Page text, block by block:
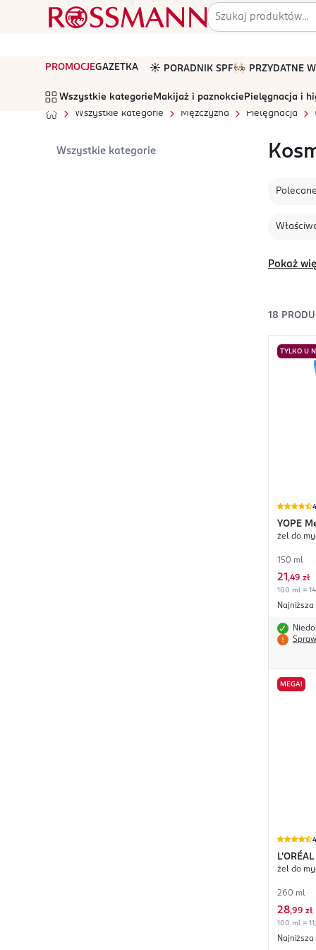
PROMOCJEGAZETKA ☀️ PORADNIK SPF🧑🏻‍🍳 PRZYDATNE
Wszystkie kategorie Makijaż i paznokcie Pielęgnacja i
Wszystkie kategorie
Mężczyzna Pielęgnacja
Wszystkie kategorie
Polecane
Pokaż
18
TYLKO U
YOPE
żel do
150 ml
21 ,49 zł
100 ml =
Najniższa
MEGA!
Derma
żel do
260 ml
28,99 zł
100 ml =
Najniższa